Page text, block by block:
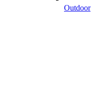
Outdoor